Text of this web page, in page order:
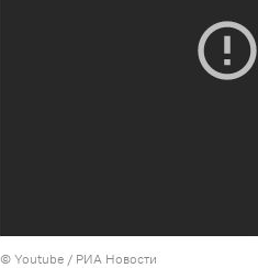
© Youtube / РИА Новости